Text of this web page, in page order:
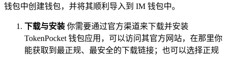
钱包中创建钱包，并将其顺利导入到 IM 钱包中。
下载与安装 你需要通过官方渠道来下载并安装
TokenPocket 钱包应用，可以访问其官方网站，在那里你
能获取到最正规、最安全的下载链接；也可以选择正规